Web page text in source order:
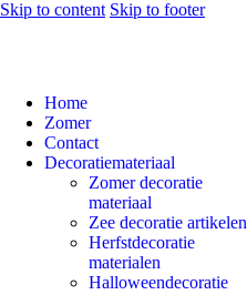
Skip to content Skip to footer
Home
Zomer
Contact
Decoratiemateriaal
Zomer decoratie
materiaal
Zee decoratie artikelen
Herfstdecoratie
materialen
Halloweendecoratie